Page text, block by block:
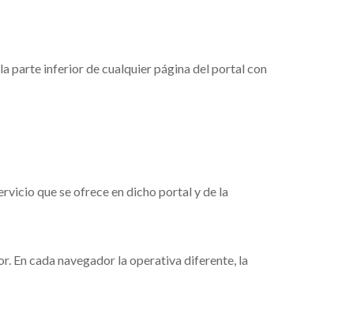
parte inferior de cualquier página del portal con
que se ofrece en dicho portal y de la
En cada navegador la operativa diferente, la